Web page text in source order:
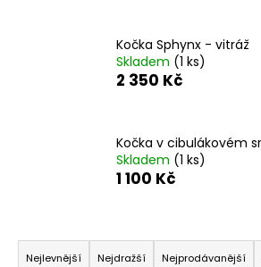
Kočka Sphynx - vitráž
Skladem (1 ks)
2 350 Kč
Kočka v cibulákovém
Skladem (1 ks)
1 100 Kč
Ř
Nejlevnější Nejdražší Nejprodávanější
HLEDAT
u